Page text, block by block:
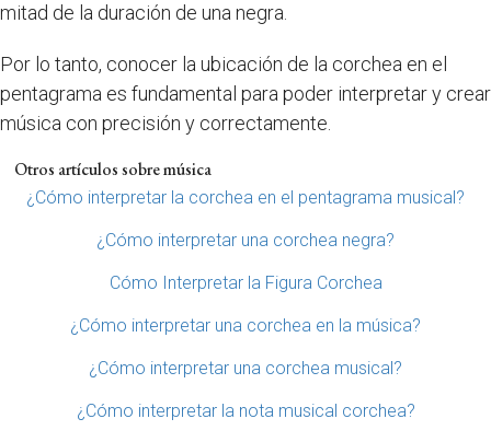
mitad de la duración de una negra.
Por lo tanto, conocer la ubicación de la corchea en el
pentagrama es fundamental para poder interpretar y crear
música con precisión y correctamente.
Otros artículos sobre música
¿Cómo interpretar la corchea en el pentagrama musical?
¿Cómo interpretar una corchea negra?
Cómo Interpretar la Figura Corchea
¿Cómo interpretar una corchea en la música?
¿Cómo interpretar una corchea musical?
¿Cómo interpretar la nota musical corchea?